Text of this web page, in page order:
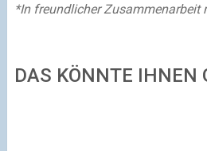
*In freundlicher Zusammenarbeit
DAS KÖNNTE IHNEN